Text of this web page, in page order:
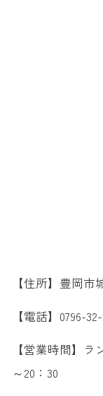
【住所】豊岡市
【電話】0796-
【営業時間】ラ
～20：30